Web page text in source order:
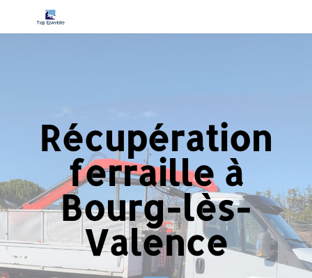
Récupération
ferraille à
Bourg-lès-
Valence